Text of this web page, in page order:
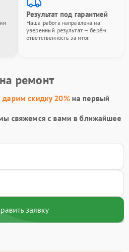
Результат под гарантией
Наша работа направлена на
уверенный результат — берём
ответственность за итог.
ремонт
дарим скидку 20%на первый
свяжемся с вами в ближайшее
заявку